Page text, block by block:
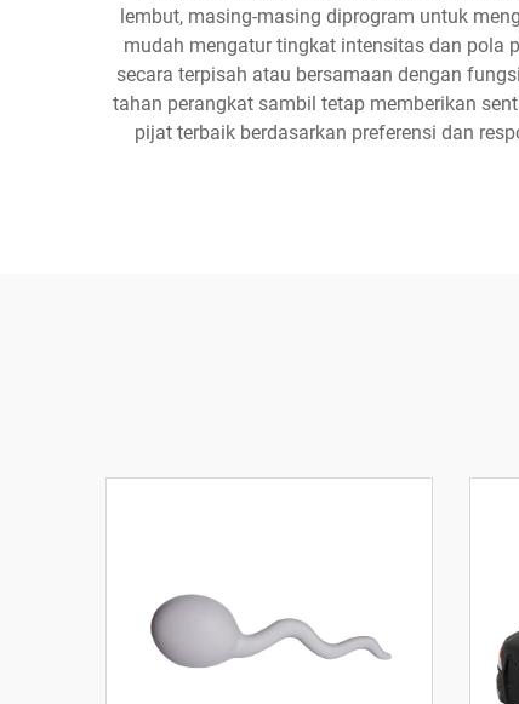
lembut, masing-masing diprogram untuk
mudah mengatur tingkat intensitas dan pola
secara terpisah atau bersamaan dengan
tahan perangkat sambil tetap memberikan
pijat terbaik berdasarkan preferensi dan